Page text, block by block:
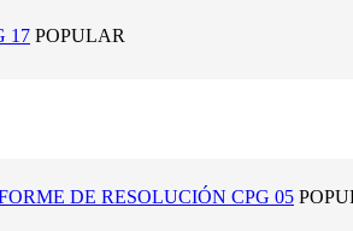
17 POPULAR
DE RESOLUCIÓN CPG 05